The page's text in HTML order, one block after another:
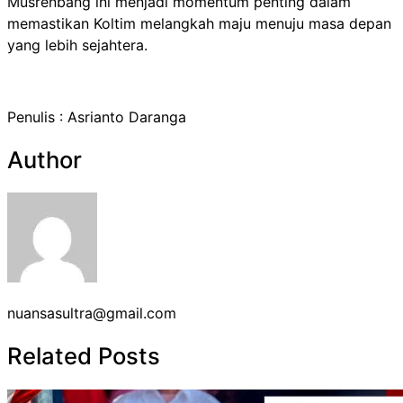
memastikan Koltim melangkah maju menuju masa depan
yang lebih sejahtera.
Penulis : Asrianto Daranga
Author
nuansasultra@gmail.com
Related Posts